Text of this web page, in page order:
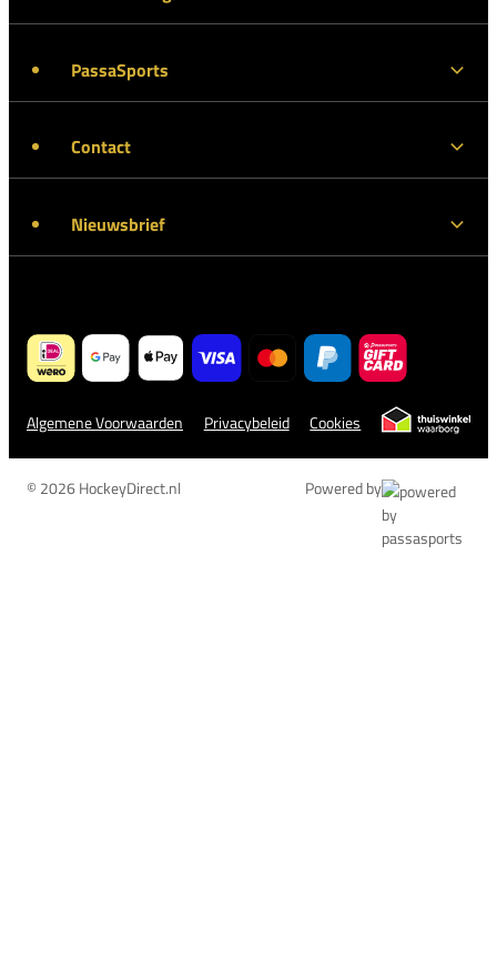
PassaSports
Contact
Nieuwsbrief
Algemene Voorwaarden Privacybeleid Cookies
© 2026 HockeyDirect.nl Powered by